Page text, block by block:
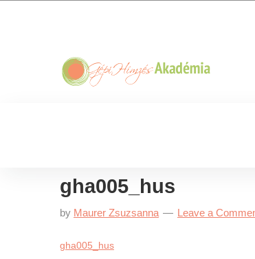
gha005_hus
by Maurer Zsuzsanna Leave a
gha005_hus